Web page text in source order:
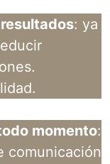
: ya
momento:
comunicación